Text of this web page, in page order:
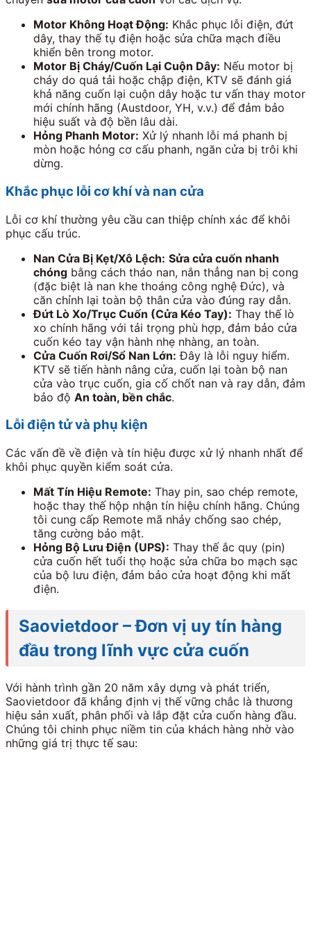
Motor Không Hoạt Động: Khắc phục lỗi điện, đứt
dây, thay thế tụ điện hoặc sửa chữa mạch điều
khiển bên trong motor.
Motor Bị Cháy/Cuốn Lại Cuộn Dây: Nếu motor bị
cháy do quá tải hoặc chập điện, KTV sẽ đánh giá
khả năng cuốn lại cuộn dây hoặc tư vấn thay motor
mới chính hãng (Austdoor, YH, v.v.) để đảm bảo
hiệu suất và độ bền lâu dài.
Hỏng Phanh Motor: Xử lý nhanh lỗi má phanh bị
mòn hoặc hỏng cơ cấu phanh, ngăn cửa bị trôi khi
dừng.
Khắc phục lỗi cơ khí và nan cửa
Lỗi cơ khí thường yêu cầu can thiệp chính xác để khôi
phục cấu trúc.
Nan Cửa Bị Kẹt/Xô Lệch: Sửa cửa cuốn nhanh
chóng bằng cách tháo nan, nắn thẳng nan bị cong
(đặc biệt là nan khe thoáng công nghệ Đức), và
căn chỉnh lại toàn bộ thân cửa vào đúng ray dẫn.
Đứt Lò Xo/Trục Cuốn (Cửa Kéo Tay): Thay thế lò
xo chính hãng với tải trọng phù hợp, đảm bảo cửa
cuốn kéo tay vận hành nhẹ nhàng, an toàn.
Cửa Cuốn Rơi/Sổ Nan Lớn: Đây là lỗi nguy hiểm.
KTV sẽ tiến hành nâng cửa, cuốn lại toàn bộ nan
cửa vào trục cuốn, gia cố chốt nan và ray dẫn, đảm
bảo độ An toàn, bền chắc.
Lỗi điện tử và phụ kiện
Các vấn đề về điện và tín hiệu được xử lý nhanh nhất để
khôi phục quyền kiểm soát cửa.
Mất Tín Hiệu Remote: Thay pin, sao chép remote,
hoặc thay thế hộp nhận tín hiệu chính hãng. Chúng
tôi cung cấp Remote mã nhảy chống sao chép,
tăng cường bảo mật.
Hỏng Bộ Lưu Điện (UPS): Thay thế ắc quy (pin)
cửa cuốn hết tuổi thọ hoặc sửa chữa bo mạch sạc
của bộ lưu điện, đảm bảo cửa hoạt động khi mất
điện.
Saovietdoor – Đơn vị uy tín hàng
đầu trong lĩnh vực cửa cuốn
Với hành trình gần 20 năm xây dựng và phát triển,
Saovietdoor đã khẳng định vị thế vững chắc là thương
hiệu sản xuất, phân phối và lắp đặt cửa cuốn hàng đầu.
Chúng tôi chinh phục niềm tin của khách hàng nhờ vào
những giá trị thực tế sau: